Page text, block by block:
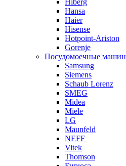
Hiberg
Hansa
Haier
Hisense
Hotpoint-Ariston
Gorenje
Посудомоечные
Samsung
Siemens
Schaub Lorenz
SMEG
Midea
Miele
LG
Maunfeld
NEFF
Vitek
Thomson